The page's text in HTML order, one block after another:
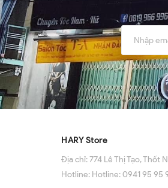
HARY Store
Địa chỉ:774 Lê Thị Tạo, Thốt
Hotline: Hotline: 0941 95 95